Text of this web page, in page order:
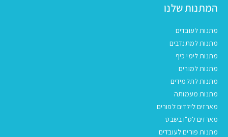
המתנות שלנו
מתנות לעובדים
מתנות למתנדבים
מתנות לימי כיף
מתנות למורים
מתנות לתלמידים
מתנות מעמותה
מארזים לילדים לפורים
מארזים לט"ו בשבט
מתנות פורים לעובדים